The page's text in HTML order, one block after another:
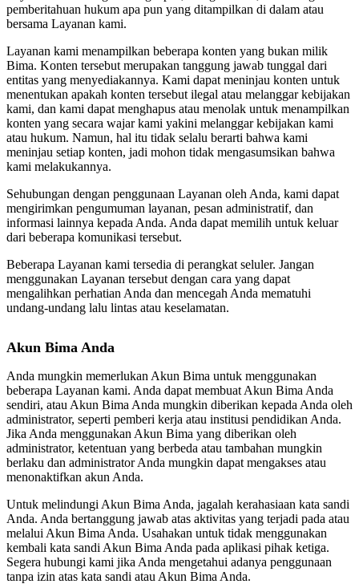
pemberitahuan hukum apa pun yang ditampilkan di dalam atau
bersama Layanan kami.
Layanan kami menampilkan beberapa konten yang bukan milik
Bima. Konten tersebut merupakan tanggung jawab tunggal dari
entitas yang menyediakannya. Kami dapat meninjau konten untuk
menentukan apakah konten tersebut ilegal atau melanggar kebijakan
kami, dan kami dapat menghapus atau menolak untuk menampilkan
konten yang secara wajar kami yakini melanggar kebijakan kami
atau hukum. Namun, hal itu tidak selalu berarti bahwa kami
meninjau setiap konten, jadi mohon tidak mengasumsikan bahwa
kami melakukannya.
Sehubungan dengan penggunaan Layanan oleh Anda, kami dapat
mengirimkan pengumuman layanan, pesan administratif, dan
informasi lainnya kepada Anda. Anda dapat memilih untuk keluar
dari beberapa komunikasi tersebut.
Beberapa Layanan kami tersedia di perangkat seluler. Jangan
menggunakan Layanan tersebut dengan cara yang dapat
mengalihkan perhatian Anda dan mencegah Anda mematuhi
undang-undang lalu lintas atau keselamatan.
Akun Bima Anda
Anda mungkin memerlukan Akun Bima untuk menggunakan
beberapa Layanan kami. Anda dapat membuat Akun Bima Anda
sendiri, atau Akun Bima Anda mungkin diberikan kepada Anda oleh
administrator, seperti pemberi kerja atau institusi pendidikan Anda.
Jika Anda menggunakan Akun Bima yang diberikan oleh
administrator, ketentuan yang berbeda atau tambahan mungkin
berlaku dan administrator Anda mungkin dapat mengakses atau
menonaktifkan akun Anda.
Untuk melindungi Akun Bima Anda, jagalah kerahasiaan kata sandi
Anda. Anda bertanggung jawab atas aktivitas yang terjadi pada atau
melalui Akun Bima Anda. Usahakan untuk tidak menggunakan
kembali kata sandi Akun Bima Anda pada aplikasi pihak ketiga.
Segera hubungi kami jika Anda mengetahui adanya penggunaan
tanpa izin atas kata sandi atau Akun Bima Anda.